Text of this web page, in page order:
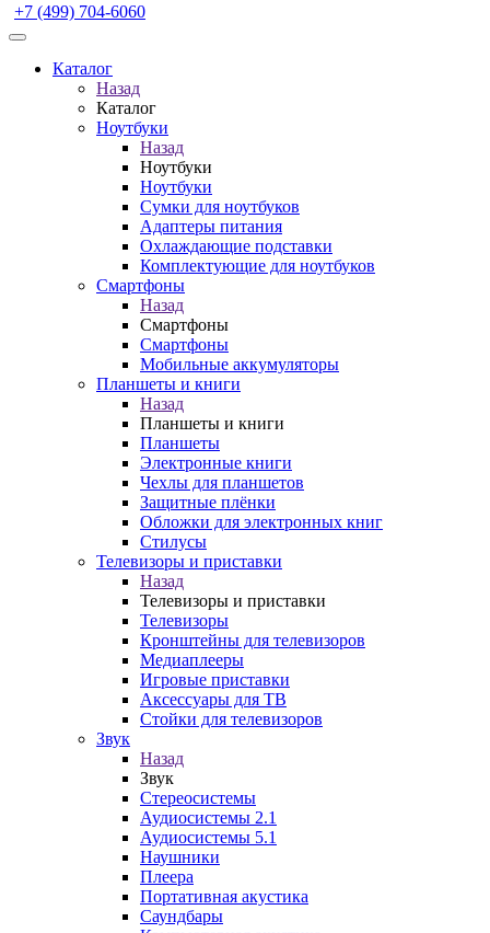
+7 (499) 704-6060
Каталог
Назад
Каталог
Ноутбуки
Назад
Ноутбуки
Ноутбуки
Сумки для ноутбуков
Адаптеры питания
Охлаждающие подставки
Комплектующие для ноутбуков
Смартфоны
Назад
Смартфоны
Смартфоны
Мобильные аккумуляторы
Планшеты и книги
Назад
Планшеты и книги
Планшеты
Электронные книги
Чехлы для планшетов
Защитные плёнки
Обложки для электронных книг
Стилусы
Телевизоры и приставки
Назад
Телевизоры и приставки
Телевизоры
Кронштейны для телевизоров
Медиаплееры
Игровые приставки
Аксессуары для ТВ
Стойки для телевизоров
Звук
Назад
Звук
Стереосистемы
Аудиосистемы 2.1
Аудиосистемы 5.1
Наушники
Плеера
Портативная акустика
Саундбары